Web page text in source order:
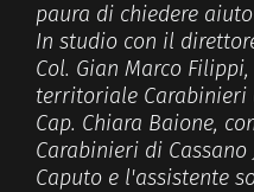
paura di chiedere
In studio con il
Col. Gian Marco
territoriale Carabinieri
Cap. Chiara Baione,
Carabinieri di
Caputo e l'assistente